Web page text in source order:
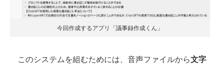
今回作成するアプリ「議事録作成くん」
このシステムを組むためには、音声ファイルから文字